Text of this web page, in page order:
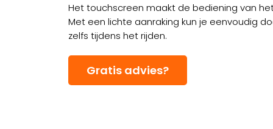
Het touchscreen maakt de bediening van
Met een lichte aanraking kun je eenvoudig
zelfs tijdens het rijden.
Gratis advies?